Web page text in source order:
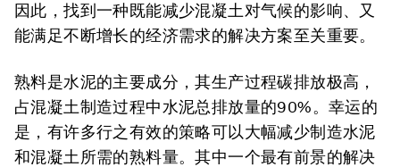
因此，找到一种既能减少混凝土对气候的影响、又
能满足不断增长的经济需求的解决方案至关重要。
熟料是水泥的主要成分，其生产过程碳排放极高，
占混凝土制造过程中水泥总排放量的90%。幸运的
是，有许多行之有效的策略可以大幅减少制造水泥
和混凝土所需的熟料量。其中一个最有前景的解决